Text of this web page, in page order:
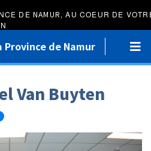
DE NAMUR, AU COEUR DE
Province de Namur
Van Buyten